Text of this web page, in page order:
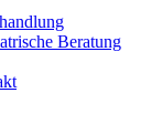
Beratung